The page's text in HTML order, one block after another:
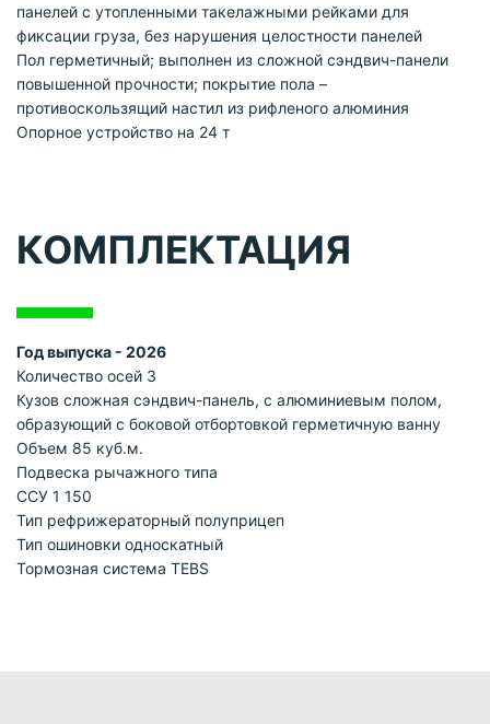
панелей с утопленными такелажными рейками для
фиксации груза, без нарушения целостности панелей
Пол герметичный; выполнен из сложной сэндвич-панели
повышенной прочности; покрытие пола –
противоскользящий настил из рифленого алюминия
Опорное устройство на 24 т
КОМПЛЕКТАЦИЯ
Год выпуска - 2026
Количество осей 3
Кузов сложная сэндвич-панель, с алюминиевым полом,
образующий с боковой отбортовкой герметичную ванну
Объем 85 куб.м.
Подвеска рычажного типа
ССУ 1 150
Тип рефрижераторный полуприцеп
Тип ошиновки односкатный
Тормозная система TEBS